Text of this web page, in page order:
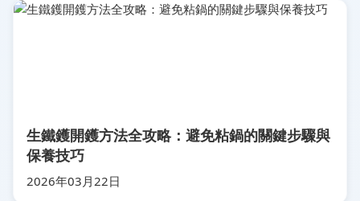
生鐵鑊開鑊方法全攻略：避免粘鍋的關鍵步驟與
保養技巧
2026年03月22日